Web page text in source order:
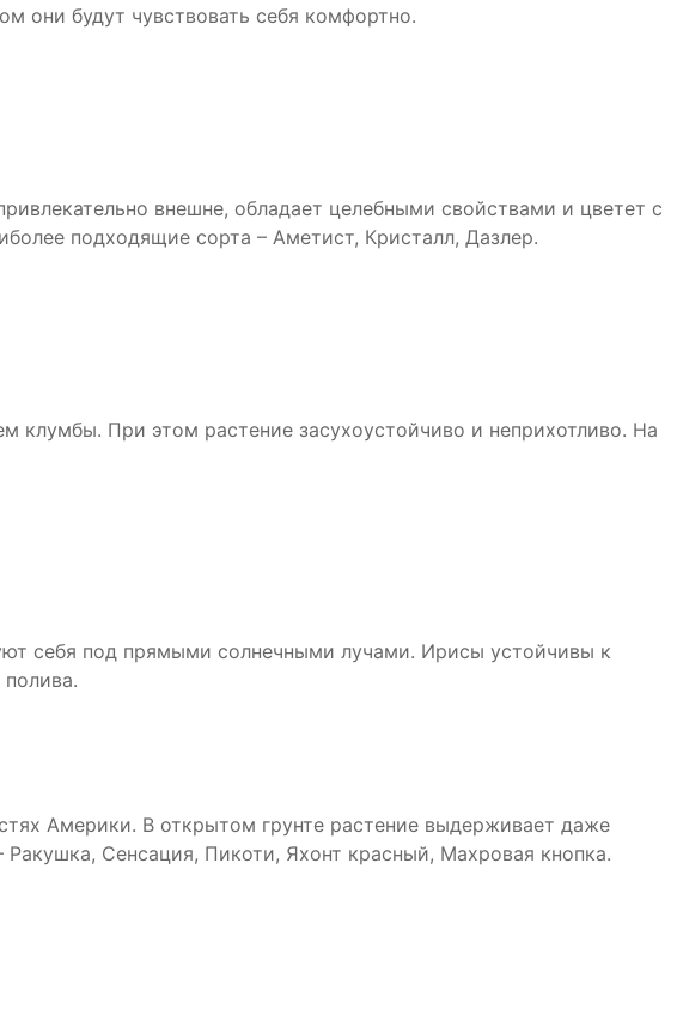
они будут чувствовать себя комфортно.
внешне, обладает целебными свойствами и цветет с
подходящие сорта – Аметист, Кристалл, Дазлер.
При этом растение засухоустойчиво и неприхотливо. На
себя под прямыми солнечными лучами. Ирисы устойчивы к
Америки. В открытом грунте растение выдерживает даже
Сенсация, Пикоти, Яхонт красный, Махровая кнопка.